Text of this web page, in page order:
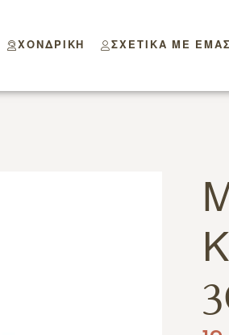
ΧΟΝΔΡΙΚΉ ΣΧΕΤΙΚΆ ΜΕ ΕΜΆΣ